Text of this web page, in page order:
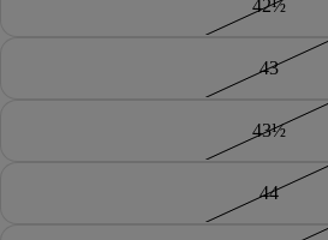
42½
43
43½
44